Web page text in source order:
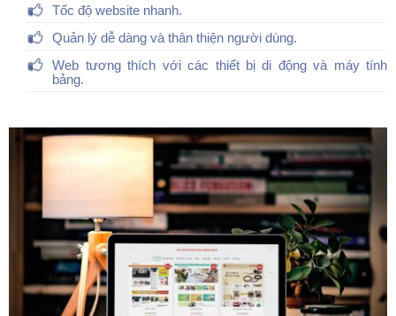
Tốc độ website nhanh.
Quản lý dễ dàng và thân thiện người dùng.
Web tương thích với các thiết bị di động và máy tính
bảng.